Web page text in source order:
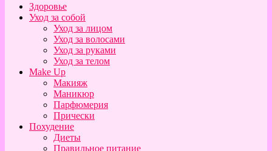
Здоровье
Уход за собой
Уход за лицом
Уход за волосами
Уход за руками
Уход за телом
Make Up
Макияж
Маникюр
Парфюмерия
Прически
Похудение
Диеты
Правильное питание